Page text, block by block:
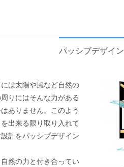
パッシブデザイン
は太陽や風など自然の
りにはそんな力がある
ありません。このよう
出来る限り取り入れて
計をパッシブデザイン
然の力と付き合ってい